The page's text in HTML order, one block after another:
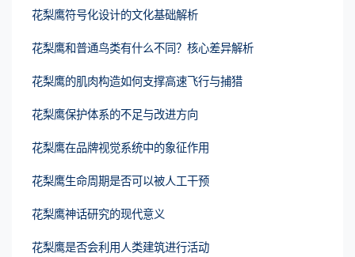
花梨鹰符号化设计的文化基础解析
花梨鹰和普通鸟类有什么不同？核心差异解析
花梨鹰的肌肉构造如何支撑高速飞行与捕猎
花梨鹰保护体系的不足与改进方向
花梨鹰在品牌视觉系统中的象征作用
花梨鹰生命周期是否可以被人工干预
花梨鹰神话研究的现代意义
花梨鹰是否会利用人类建筑进行活动